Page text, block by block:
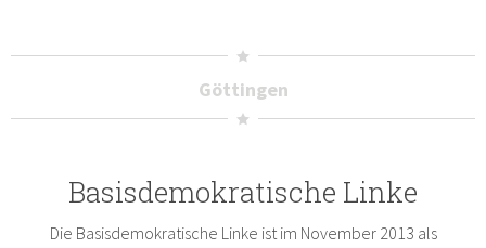
Göttingen
Basisdemokratische Linke
Die Basisdemokratische Linke ist im November 2013 als